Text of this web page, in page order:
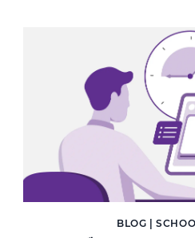
BLOG |